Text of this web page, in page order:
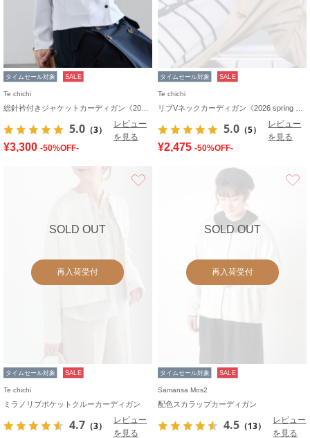
タイムセール対象 SALE
Te chichi
5.0 （3）
レビュー
を見る
¥3,300 -50%OFF-
タイムセール対象 SALE
Te chichi
5.0 （5）
レビュー
を見る
¥2,475 -50%OFF-
SOLD OUT
再入荷受付
タイムセール対象 SALE
Te chichi
ミラノリブポケットクルーカーディガン
4.7 （3）
レビュー
を見る
SOLD OUT
再入荷受付
タイムセール対象 SALE
Samansa Mos2
配色スカラップカーディガン
4.5 （13）
レビュー
を見る